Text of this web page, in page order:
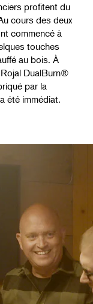
profitent du
cours des deux
commencé à
touches
au bois. À
DualBurn®
par la
été immédiat.